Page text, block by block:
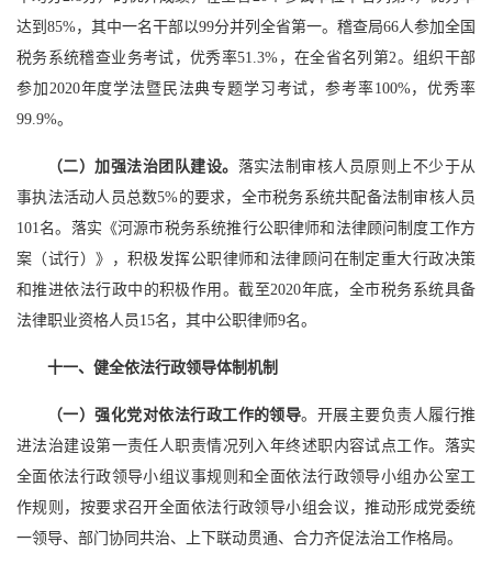
达到85%，其中一名干部以99分并列全省第一。稽查局66人参加全国
税务系统稽查业务考试，优秀率51.3%，在全省名列第2。组织干部
参加2020年度学法暨民法典专题学习考试，参考率100%，优秀率
99.9%。
（二）加强法治团队建设。 落实法制审核人员原则上不少于从
事执法活动人员总数5%的要求，全市税务系统共配备法制审核人员
101名。落实《河源市税务系统推行公职律师和法律顾问制度工作方
案（试行）》，积极发挥公职律师和法律顾问在制定重大行政决策
和推进依法行政中的积极作用。截至2020年底，全市税务系统具备
法律职业资格人员15名，其中公职律师9名。
十一、健全依法行政领导体制机制
（一）强化党对依法行政工作的领导。开展主要负责人履行推
进法治建设第一责任人职责情况列入年终述职内容试点工作。落实
全面依法行政领导小组议事规则和全面依法行政领导小组办公室工
作规则，按要求召开全面依法行政领导小组会议，推动形成党委统
一领导、部门协同共治、上下联动贯通、合力齐促法治工作格局。